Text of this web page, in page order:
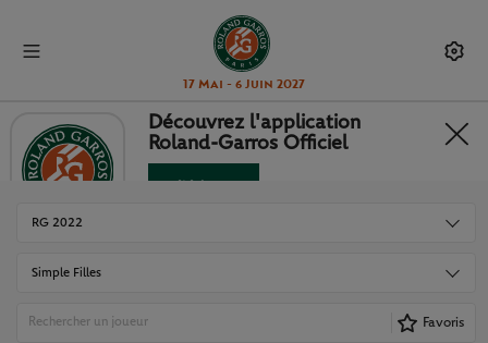
17 Mai - 6 Juin 2027
TABLEAUX ET RÉSULTATS
RG 2022
Simple Filles
Favoris
Découvrez l'application
Roland-Garros Officiel